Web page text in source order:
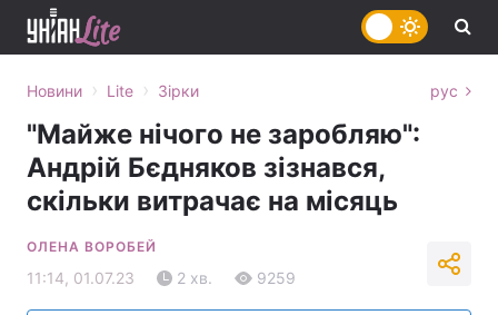
Новини › Lite › Зірки рус
"Майже нічого не заробляю":
Андрій Бєдняков зізнався,
скільки витрачає на місяць
ОЛЕНА ВОРОБЕЙ
11:14, 01.07.23 2 хв. 9259